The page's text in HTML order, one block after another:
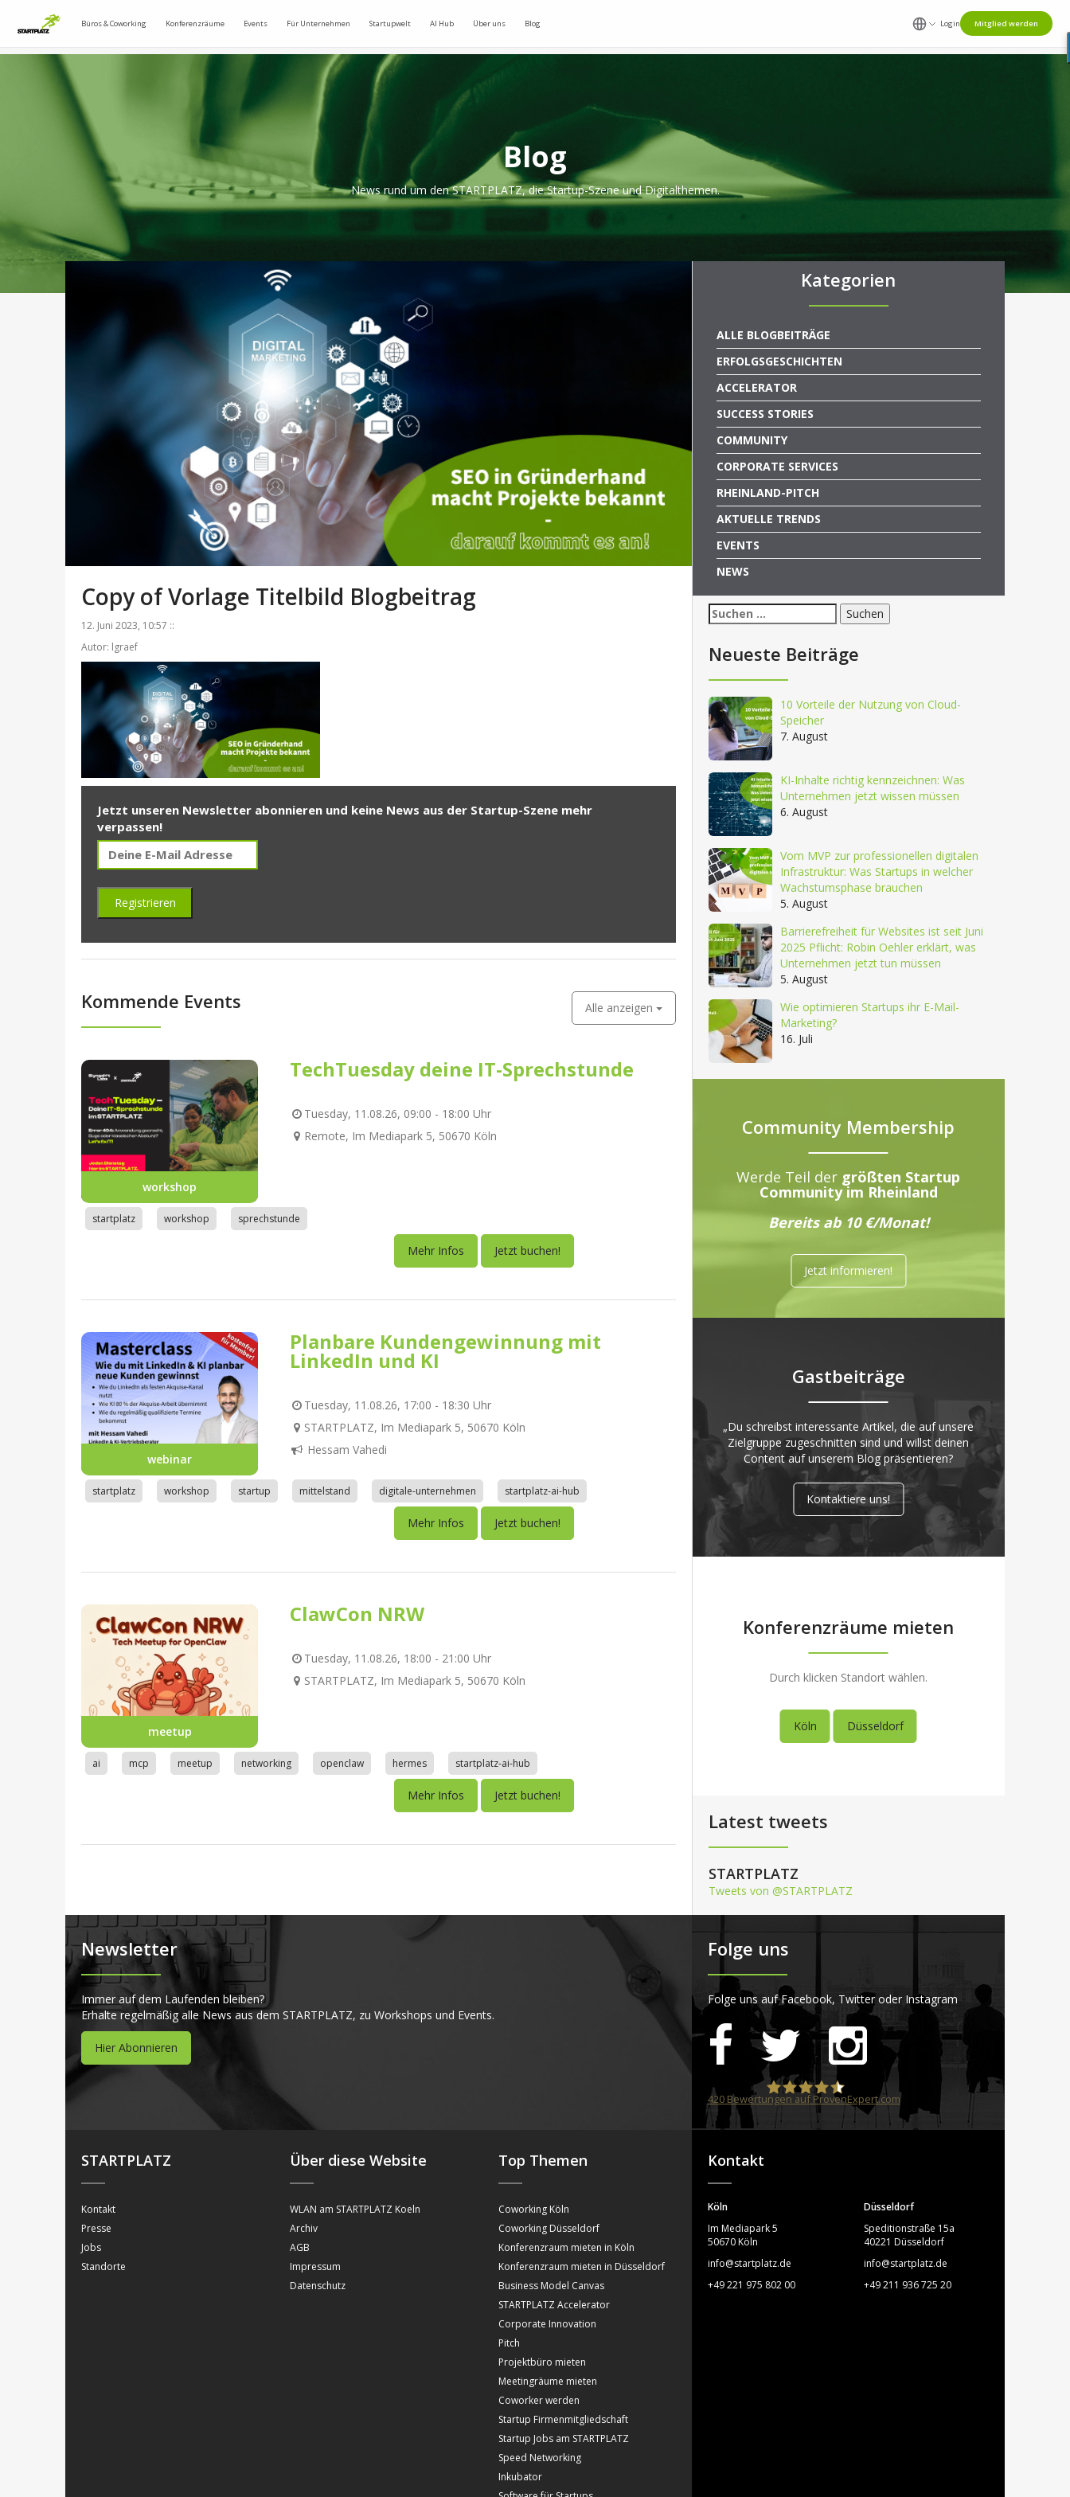
Büros & Coworking Konferenzräume Events Für Unternehmen Startupwelt AI Hub Über uns Blog Login Mitglied werden
Blog
News rund um den STARTPLATZ, die Startup-Szene und Digitalthemen.
Copy of Vorlage Titelbild Blogbeitrag
12. Juni 2023, 10:57 ::
Autor: lgraef
Jetzt unseren Newsletter abonnieren und keine News aus der Startup-Szene mehr
verpassen!
Kommende Events Alle anzeigen
workshop
TechTuesday deine IT-Sprechstunde
Tuesday, 11.08.26, 09:00 - 18:00 Uhr
Remote, Im Mediapark 5, 50670 Köln
startplatz workshop sprechstunde
Mehr Infos Jetzt buchen!
webinar
Planbare Kundengewinnung mit
LinkedIn und KI
Tuesday, 11.08.26, 17:00 - 18:30 Uhr
STARTPLATZ, Im Mediapark 5, 50670 Köln
Hessam Vahedi
startplatz workshop startup mittelstand digitale-unternehmen startplatz-ai-hub
Mehr Infos Jetzt buchen!
meetup
ClawCon NRW
Tuesday, 11.08.26, 18:00 - 21:00 Uhr
STARTPLATZ, Im Mediapark 5, 50670 Köln
ai mcp meetup networking openclaw hermes startplatz-ai-hub
Mehr Infos Jetzt buchen!
Kategorien
ALLE BLOGBEITRÄGE
ERFOLGSGESCHICHTEN
ACCELERATOR
SUCCESS STORIES
COMMUNITY
CORPORATE SERVICES
RHEINLAND-PITCH
AKTUELLE TRENDS
EVENTS
NEWS
Suchen
nach:
Neueste Beiträge
10 Vorteile der Nutzung von Cloud-
Speicher
7. August
KI-Inhalte richtig kennzeichnen: Was
Unternehmen jetzt wissen müssen
6. August
Vom MVP zur professionellen digitalen
Infrastruktur: Was Startups in welcher
Wachstumsphase brauchen
5. August
Barrierefreiheit für Websites ist seit Juni
2025 Pflicht: Robin Oehler erklärt, was
Unternehmen jetzt tun müssen
5. August
Wie optimieren Startups ihr E-Mail-
Marketing?
16. Juli
Community Membership
Werde Teil der größten Startup
Community im Rheinland
Bereits ab 10 €/Monat!
Jetzt informieren!
Gastbeiträge
„Du schreibst interessante Artikel, die auf unsere
Zielgruppe zugeschnitten sind und willst deinen
Content auf unserem Blog präsentieren?
Kontaktiere uns!
Konferenzräume mieten
Durch klicken Standort wählen.
Köln Düsseldorf
Latest tweets
STARTPLATZ
Tweets von @STARTPLATZ
Newsletter
Immer auf dem Laufenden bleiben?
Erhalte regelmäßig alle News aus dem STARTPLATZ, zu Workshops und Events.
Hier Abonnieren
Folge uns
Folge uns auf Facebook, Twitter oder Instagram
STARTPLATZ
420Bewertungen auf ProvenExpert.com
STARTPLATZ
Kontakt
Presse
Jobs
Standorte
Über diese Website
WLAN am STARTPLATZ Koeln
Archiv
AGB
Impressum
Datenschutz
Top Themen
Coworking Köln
Coworking Düsseldorf
Konferenzraum mieten in Köln
Konferenzraum mieten in Düsseldorf
Business Model Canvas
STARTPLATZ Accelerator
Corporate Innovation
Pitch
Projektbüro mieten
Meetingräume mieten
Coworker werden
Startup Firmenmitgliedschaft
Startup Jobs am STARTPLATZ
Speed Networking
Inkubator
Kontakt
Köln
Im Mediapark 5
50670 Köln
info@startplatz.de
+49 221 975 802 00
Düsseldorf
Speditionstraße 15a
40221 Düsseldorf
info@startplatz.de
+49 211 936 725 20